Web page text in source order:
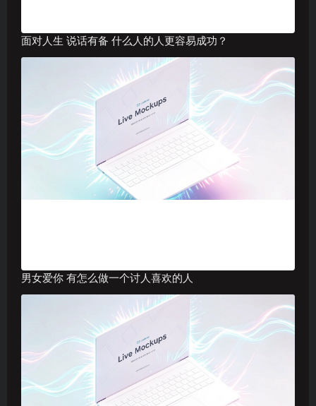
面对人生 说话有备 什么人的人更容易成功？
男女爱你 有怎么做一个讨人喜欢的人